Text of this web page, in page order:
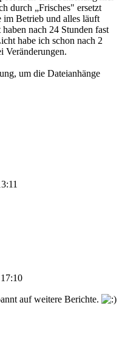
durch „Frisches" ersetzt
im Betrieb und alles läuft
nach 24 Stunden fast
habe ich schon nach 2
Veränderungen.
um die Dateianhänge
auf weitere Berichte.